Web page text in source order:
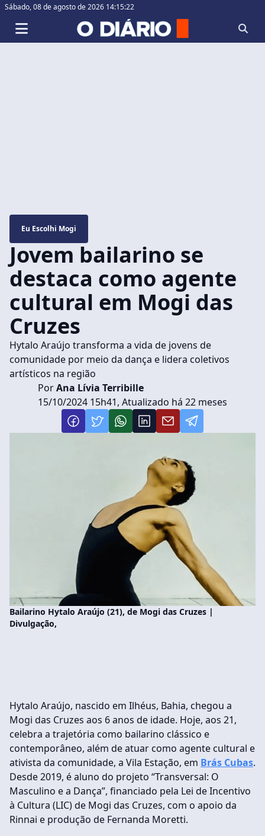
Sábado,08 de agosto de 2026 14:15:23
Eu Escolhi Mogi
Jovem bailarino se
destaca como agente
cultural em Mogi das
Cruzes
Hytalo Araújo transforma a vida de jovens de
comunidade por meio da dança e lidera coletivos
artísticos na região
PorAna Lívia Terribille
15/10/2024 15h41, Atualizado há 22 meses
Bailarino Hytalo Araújo (21), de Mogi das Cruzes |
Divulgação,
Hytalo Araújo, nascido em Ilhéus, Bahia, chegou a
Mogi das Cruzes aos 6 anos de idade. Hoje, aos 21,
celebra a trajetória como bailarino clássico e
contemporâneo, além de atuar como agente cultural e
ativista da comunidade, a Vila Estação, em Brás Cubas.
Desde 2019, é aluno do projeto “Transversal: O
Masculino e a Dança”, financiado pela Lei de Incentivo
à Cultura (LIC) de Mogi das Cruzes, com o apoio da
Rinnai e produção de Fernanda Moretti.